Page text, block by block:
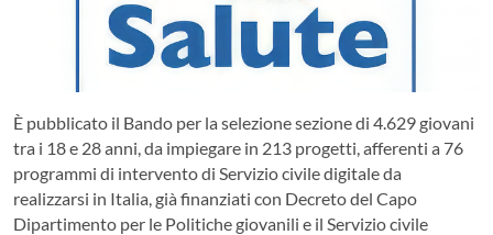
È pubblicato il Bando per la selezione sezione di 4.629 giovani
tra i 18 e 28 anni, da impiegare in 213 progetti, afferenti a 76
programmi di intervento di Servizio civile digitale da
realizzarsi in Italia, già finanziati con Decreto del Capo
Dipartimento per le Politiche giovanili e il Servizio civile